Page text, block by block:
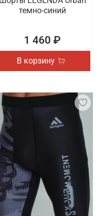
темно-синий
1 460 ₽
В корзину